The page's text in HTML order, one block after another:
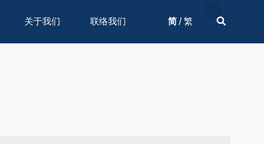
关于我们 联络我们 简 / 繁